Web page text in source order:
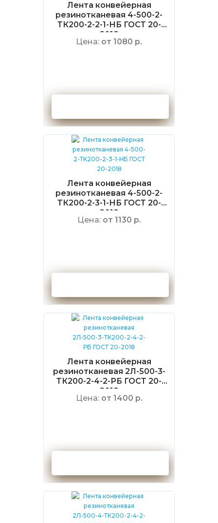
Лента конвейерная
резинотканевая 4-500-2-
ТК200-2-2-1-НБ ГОСТ 20-
2018
Цена: от 1080 р.
Лента конвейерная
резинотканевая 4-500-2-
ТК200-2-3-1-НБ ГОСТ 20-
2018
Цена: от 1130 р.
Лента конвейерная
резинотканевая 2Л-500-3-
ТК200-2-4-2-РБ ГОСТ 20-
2018
Цена: от 1400 р.